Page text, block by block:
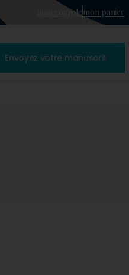
mon comptemon panier
Envoyez votre manuscrit